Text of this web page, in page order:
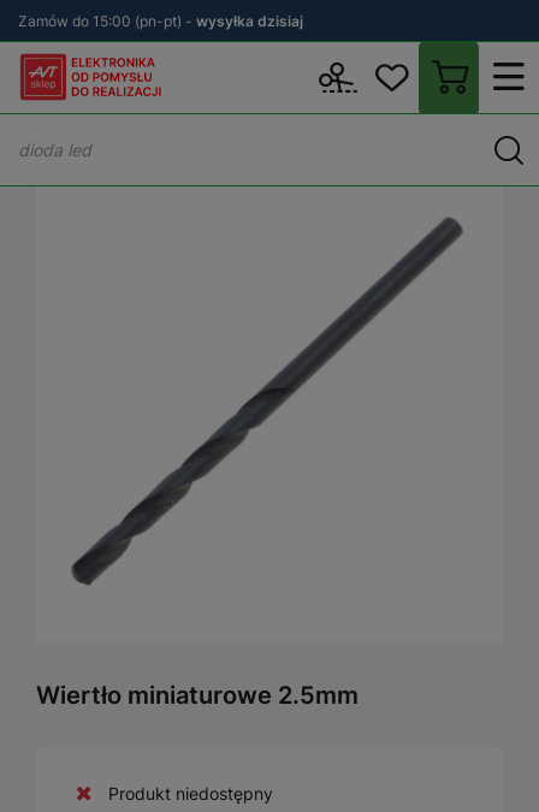
Zamów do 15:00 (pn-pt) - wysyłka dzisiaj
Wiertło miniaturowe 2.5mm
Produkt niedostępny